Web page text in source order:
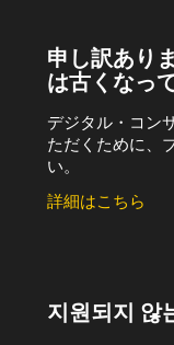
申し訳あり
は古くなっ
デジタル・コン
ただくために、
い。
詳細はこちら
지원되지 않